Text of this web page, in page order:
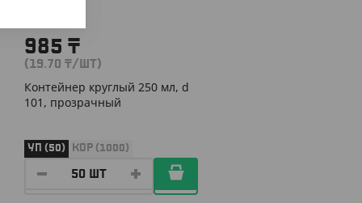
985 ₸
(19.70 ₸/ШТ)
Контейнер круглый 250 мл, d
101, прозрачный
УП (50) КОР (1000)